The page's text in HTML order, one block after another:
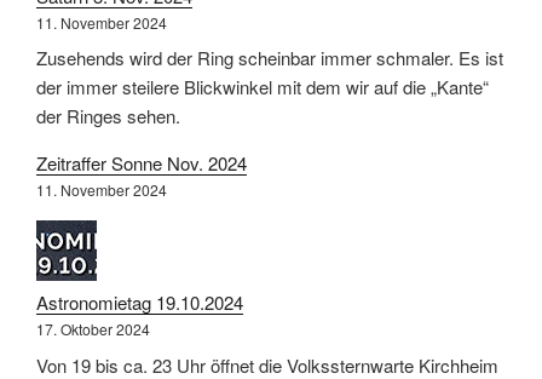
11. November 2024
Zusehends wird der Ring scheinbar immer schmaler. Es ist
der immer steilere Blickwinkel mit dem wir auf die „Kante“
der Ringes sehen.
Zeitraffer Sonne Nov. 2024
11. November 2024
Astronomietag 19.10.2024
17. Oktober 2024
Von 19 bis ca. 23 Uhr öffnet die Volkssternwarte Kirchheim